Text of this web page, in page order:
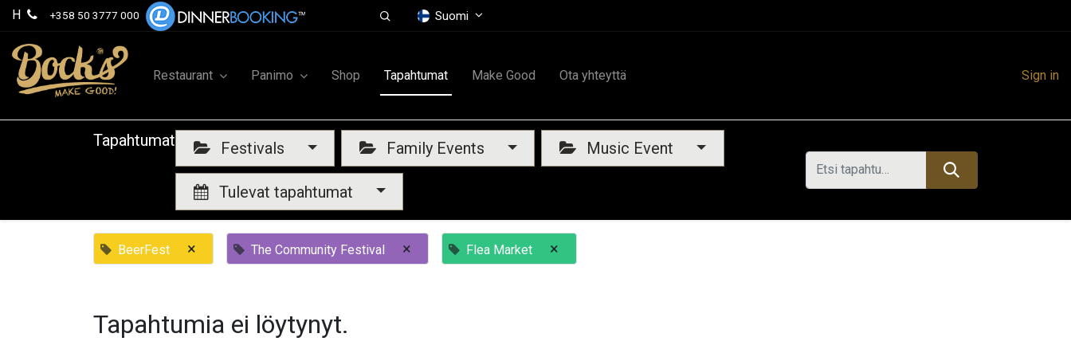
H +358 50 3777 000 Suomi
Restaurant Panimo Shop Tapahtumat Make Good Ota yhteyttä Sign in
Tapahtumat Festivals Family Events Music Event
Tulevat tapahtumat
BeerFest × The Community Festival × Flea Market ×
Tapahtumia ei löytynyt.